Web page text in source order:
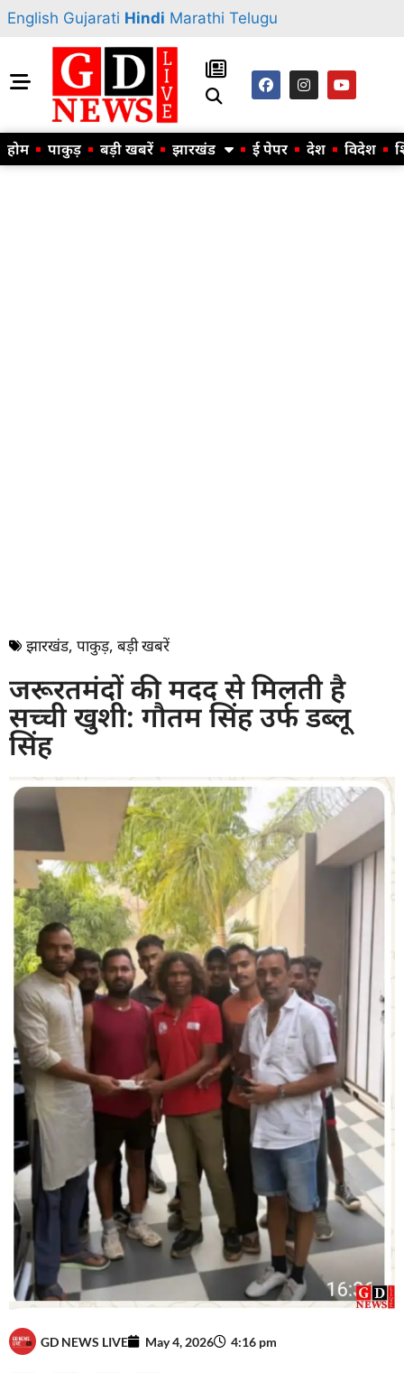
English Gujarati Hindi Marathi Telugu
होम पाकुड़ बड़ी खबरें झारखंड ई पेपर देश विदेश
झारखंड, पाकुड़, बड़ी खबरें
जरूरतमंदों की मदद से मिलती है
सच्ची खुशी: गौतम सिंह उर्फ डब्लू
सिंह
GD NEWS LIVE May 4, 2026 4:16 pm